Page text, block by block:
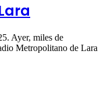
Ayer, miles de
Metropolitano de Lara